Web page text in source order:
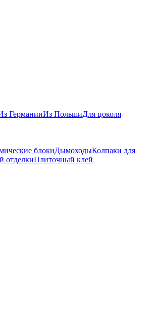
ГерманииИз ПольшиДля цоколя
блокиДымоходыКолпаки для
отделкиПлиточный клей